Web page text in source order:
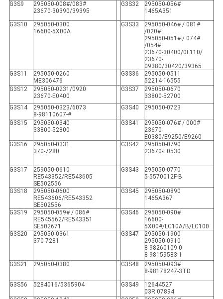
G3S9
295050-008#/083#
23670-30390/39395
G3S32
295050-056#
1465A351
G3S10
295050-0300
16600-5X00A
G3S33
295050-046# / 081#
/020#
295050-051# / 074#
/054#
23670-30400/0L110/
23670-
09380/30420/39365
G3S11
295050-0260
ME306476
G3S36
295050-0511
52214-16555
G3S12
295050-0231/0920
23670-E0400
G3S37
295050-0670
33800-52700
G3S14
295050-0323/6073
8-98110607-#
G3S40 295050-0723
G3S15
295050-0340
33800-52800
G3S41
295050-076# / 000#
23670-
E0380/E9250/E9260
G3S16
295050-0331
370-7280
G3S42
295050-0790
23670-E0530
G3S17
259050-0610
RE543352/RE543605
SE502556
G3S43
295050-0770
5-5570012F-B
G3S18
295050-0600
RE543606/RE543352
SE502556
G3S45
295050-0890
1465A367
G3S19
295050-059# / 086#
RE545562/RE543351
SE502671
G3S46
295050-090#
16600-
5X00#/LC10A/B/LC100
G3S20
295050-0361
370-7281
G3S47
295050-1900
295050-0910
8-98260109-0
8-98159583-1
G3S21
295050-0380 G3S48
295050-093#
8-98178247-3TD
G3S56
5284016/5365904 G3S49
12644527
03R 07894